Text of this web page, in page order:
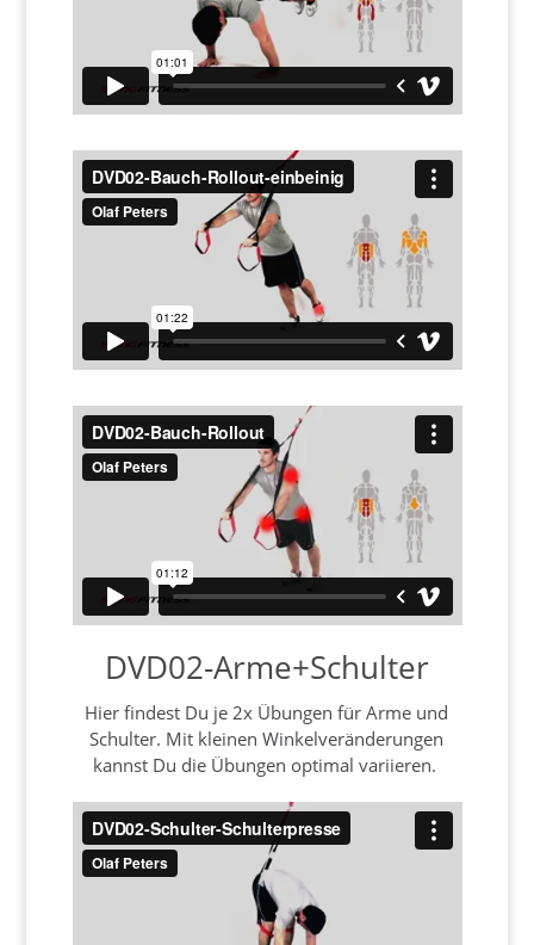
DVD02-Arme+Schulter
Hier findest Du je 2x Übungen für Arme und
Schulter. Mit kleinen Winkelveränderungen
kannst Du die Übungen optimal variieren.